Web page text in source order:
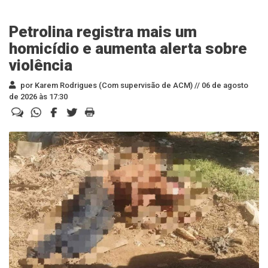
Petrolina registra mais um
homicídio e aumenta alerta sobre
violência
por Karem Rodrigues (Com supervisão de ACM) // 06 de agosto
de 2026 às 17:30